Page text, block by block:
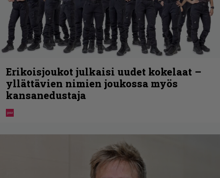
Erikoisjoukot julkaisi uudet kokelaat –
yllättävien nimien joukossa myös
kansanedustaja